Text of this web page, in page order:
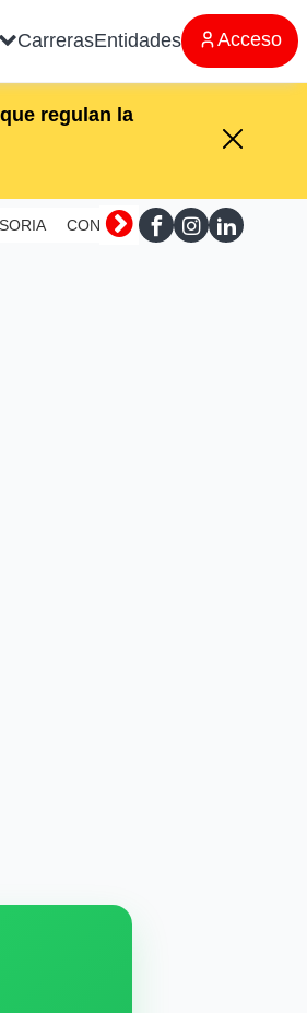
CarrerasEntidades Acceso
regulan la
CONTRALORIA SUNAFIL